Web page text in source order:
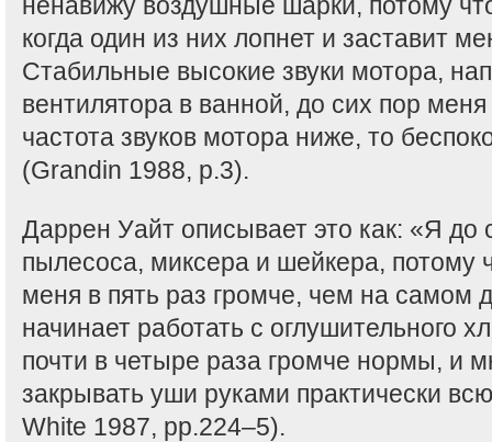
когда один из них лопнет и заставит
Стабильные высокие звуки мотора,
вентилятора в ванной, до сих пор меня
частота звуков мотора ниже, то
(Grandin 1988, p.3).
Даррен Уайт описывает это как: «Я до
пылесоса, миксера и шейкера, потому
меня в пять раз громче, чем на самом
начинает работать с оглушительного
почти в четыре раза громче нормы, и
закрывать уши руками практически
White 1987, pp.224–5).